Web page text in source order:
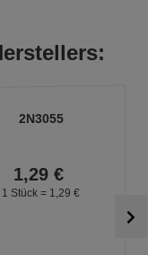
2N3055
1,29 €
1 Stück = 1, 29 €